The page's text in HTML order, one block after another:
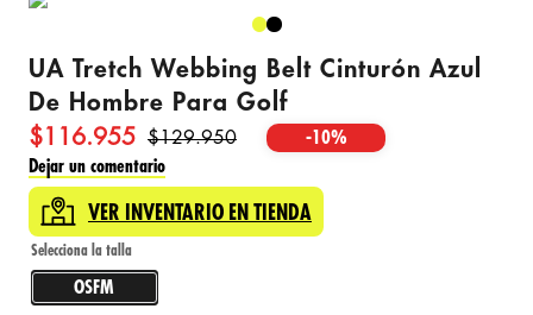
3. nike
4. guayos
5
UA Tretch Webbing Belt Cinturón Azul
De Hombre Para Golf
$116.955 $129.950 -10%
Dejar un comentario
VER INVENTARIO EN TIENDA
OSFM